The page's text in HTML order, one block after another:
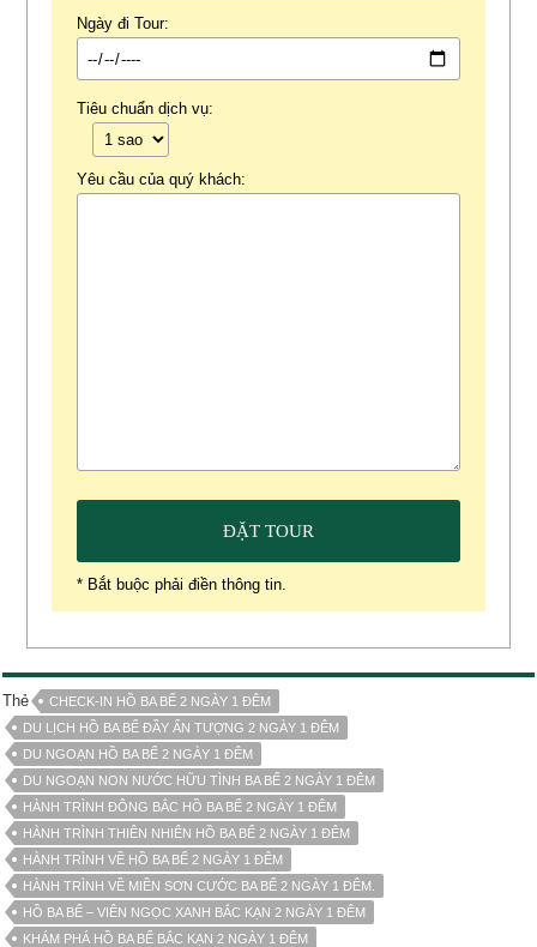
Ngày đi Tour:
Tiêu chuẩn dịch vụ:
Yêu cầu của quý khách:
* Bắt buộc phải điền thông tin.
Thẻ
CHECK-IN HỒ BA BỂ 2 NGÀY 1 ĐÊM
DU LỊCH HỒ BA BỂ ĐẦY ẤN TƯỢNG 2 NGÀY 1 ĐÊM
DU NGOẠN HỒ BA BỂ 2 NGÀY 1 ĐÊM
DU NGOẠN NON NƯỚC HỮU TÌNH BA BỂ 2 NGÀY 1 ĐÊM
HÀNH TRÌNH ĐÔNG BẮC HỒ BA BỂ 2 NGÀY 1 ĐÊM
HÀNH TRÌNH THIÊN NHIÊN HỒ BA BỂ 2 NGÀY 1 ĐÊM
HÀNH TRÌNH VỀ HỒ BA BỂ 2 NGÀY 1 ĐÊM
HÀNH TRÌNH VỀ MIỀN SƠN CƯỚC BA BỂ 2 NGÀY 1 ĐÊM.
HỒ BA BỂ – VIÊN NGỌC XANH BẮC KẠN 2 NGÀY 1 ĐÊM
KHÁM PHÁ HỒ BA BỂ BẮC KẠN 2 NGÀY 1 ĐÊM